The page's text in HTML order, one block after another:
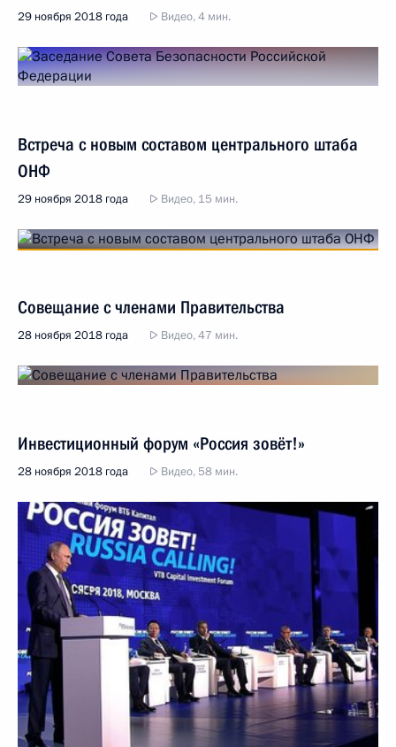
29 ноября 2018 года Видео, 4 мин.
Встреча с новым составом центрального штаба
ОНФ
29 ноября 2018 года Видео, 15 мин.
Совещание с членами Правительства
28 ноября 2018 года Видео, 47 мин.
Инвестиционный форум «Россия зовёт!»
28 ноября 2018 года Видео, 58 мин.